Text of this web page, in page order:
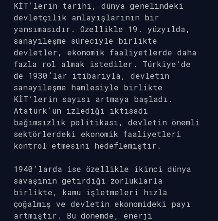
KİT’lerin tarihi, dünya genelindeki
devletçilik anlayışlarının bir
yansımasıdır. Özellikle 19. yüzyılda,
sanayileşme süreciyle birlikte
devletler, ekonomik faaliyetlerde daha
fazla rol almak istediler. Türkiye’de
de 1930’lar itibarıyla, devletin
sanayileşme hamlesiyle birlikte
KİT’lerin sayısı artmaya başladı.
Atatürk’ün izlediği iktisadi
bağımsızlık politikası, devletin önemli
sektörlerdeki ekonomik faaliyetleri
kontrol etmesini hedeflemiştir.
1940’larda ise özellikle ikinci dünya
savaşının getirdiği zorluklarla
birlikte, kamu işletmeleri hızla
çoğalmış ve devletin ekonomideki payı
artmıştır. Bu dönemde, enerji